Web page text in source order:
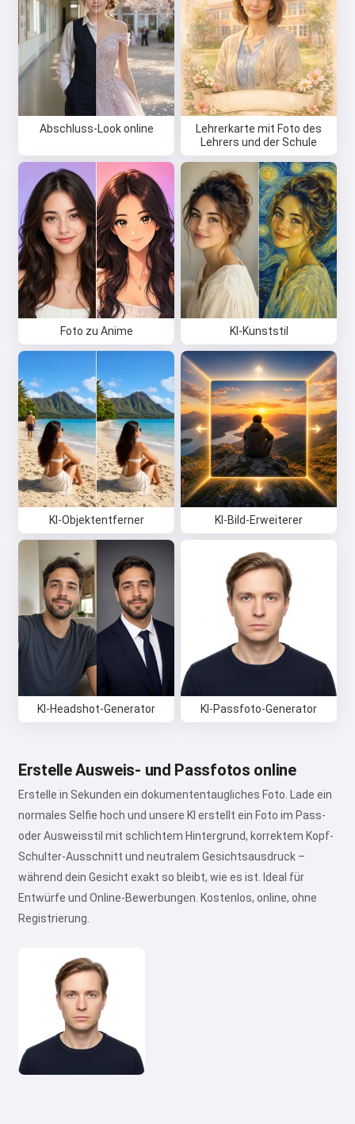
Abschluss-Look online
Lehrerkarte mit Foto des
Lehrers und der Schule
Foto zu Anime KI-Kunststil
KI-Objektentferner KI-Bild-Erweiterer
KI-Headshot-Generator KI-Passfoto-Generator
Erstelle Ausweis- und Passfotos online
Erstelle in Sekunden ein dokumententaugliches Foto. Lade ein
normales Selfie hoch und unsere KI erstellt ein Foto im Pass-
oder Ausweisstil mit schlichtem Hintergrund, korrektem Kopf-
Schulter-Ausschnitt und neutralem Gesichtsausdruck –
während dein Gesicht exakt so bleibt, wie es ist. Ideal für
Entwürfe und Online-Bewerbungen. Kostenlos, online, ohne
Registrierung.